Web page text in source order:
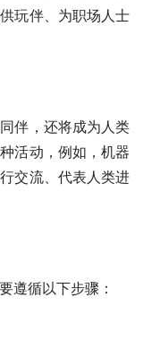
玩伴、为职场人士
伴，还将成为人类
活动，例如，机器
交流、代表人类进
遵循以下步骤：